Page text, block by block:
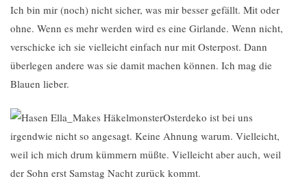
Ich bin mir (noch) nicht sicher, was mir besser gefällt. Mit oder
ohne. Wenn es mehr werden wird es eine Girlande. Wenn nicht,
verschicke ich sie vielleicht einfach nur mit Osterpost. Dann
überlegen andere was sie damit machen können. Ich mag die
Blauen lieber.
Osterdeko ist bei uns
irgendwie nicht so angesagt. Keine Ahnung warum. Vielleicht,
weil ich mich drum kümmern müßte. Vielleicht aber auch, weil
der Sohn erst Samstag Nacht zurück kommt.